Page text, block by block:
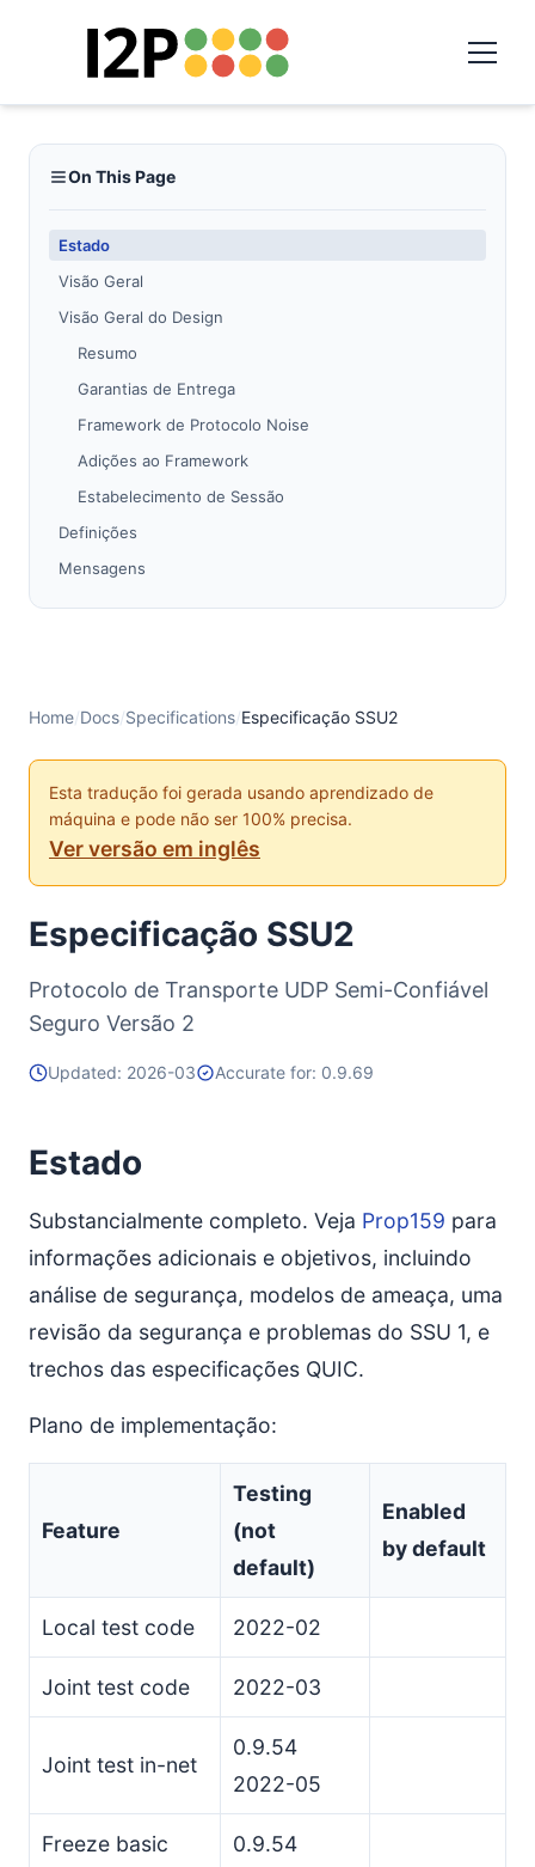
On This Page
Estado
Visão Geral
Visão Geral do Design
Resumo
Garantias de Entrega
Framework de Protocolo Noise
Adições ao Framework
Estabelecimento de Sessão
Definições
Mensagens
SessionRequest (Tipo 0)
SessionCreated (Tipo 1)
KDF para a parte 1 do Session Confirmed, usando
KDF do Session Created
SessionConfirmed (Tipo 2)
Mensagem de Dados (Tipo 6)
Teste de Peer (Tipo 7)
Repetir (Tipo 9)
Solicitação de Token (Tipo 10)
KDF para Hole Punch
Hole Punch (Tipo 11)
Formato da Carga Útil
Payload de Ruído
Solicitação de Sessão
Retransmissão de Handshake
Sessão Criada
Solicitação de Token
Timeout Total
Duplicatas e Tratamento de Erros
Números de Pacote
Home/Docs/Specifications/Especificação SSU2
Esta tradução foi gerada usando aprendizado de
máquina e pode não ser 100% precisa.
Ver versão em inglês
Especificação SSU2
Protocolo de Transporte UDP Semi-Confiável
Seguro Versão 2
Updated: 2026-03 Accurate for: 0.9.69
Estado
Substancialmente completo. Veja Prop159 para
informações adicionais e objetivos, incluindo
análise de segurança, modelos de ameaça, uma
revisão da segurança e problemas do SSU 1, e
trechos das especificações QUIC.
Plano de implementação:
Feature
Testing
(not
default)
Enabled
by default
Local test code 2022-02
Joint test code 2022-03
Joint test in-net
0.9.54
2022-05
Freeze basic
0.9.54